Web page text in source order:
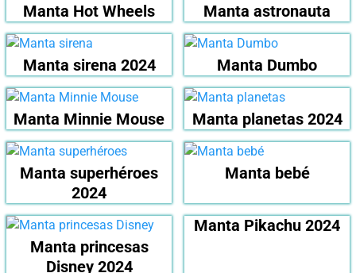
Manta Hot Wheels Manta astronauta
Manta sirena 2024 Manta Dumbo
Manta Minnie Mouse Manta planetas 2024
Manta superhéroes
2024
Manta bebé
Manta princesas
Disney 2024
Manta Pikachu 2024